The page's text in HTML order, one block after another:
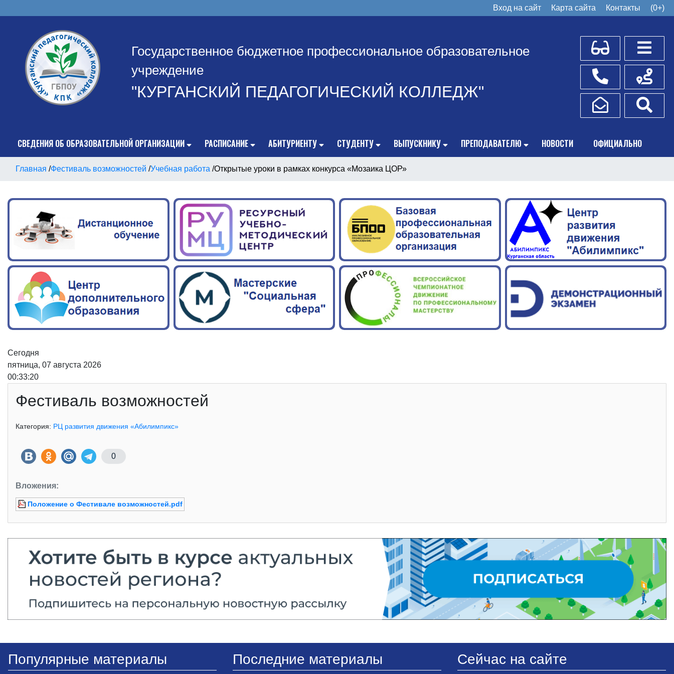
Вход на сайт Карта сайта Контакты (0+)
Государственное бюджетное профессиональное образовательное
учреждение
"КУРГАНСКИЙ ПЕДАГОГИЧЕСКИЙ КОЛЛЕДЖ"
Для слабовидящих
Телефоны
Написать обращение
Схема
СВЕДЕНИЯ ОБ ОБРАЗОВАТЕЛЬНОЙ ОРГАНИЗАЦИИ РАСПИСАНИЕ АБИТУРИЕНТУ СТУДЕНТУ ВЫПУСКНИКУ ПРЕПОДАВАТЕЛЮ НОВОСТИ ОФИЦИАЛЬНО
Главная /Фестиваль возможностей /Учебная работа /Открытые уроки в рамках конкурса «Мозаика ЦОР»
Сегодня
пятница, 07 августа 2026
00:33:21
Фестиваль возможностей
Категория: РЦ развития движения «Абилимпикс»
0
Вложения:
Положение о Фестивале возможностей.pdf
Популярные материалы Последние материалы Сейчас на сайте